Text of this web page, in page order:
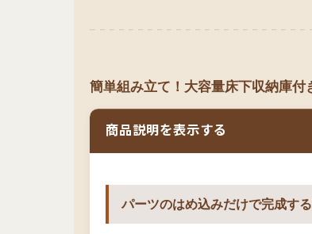
簡単組み立て！大容量床下収納庫
商品説明を表示する
パーツのはめ込みだけで完成す